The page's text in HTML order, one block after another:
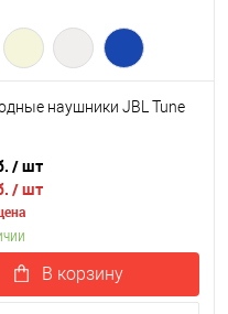
наушники JBL Tune
/ шт
/ шт
В корзину